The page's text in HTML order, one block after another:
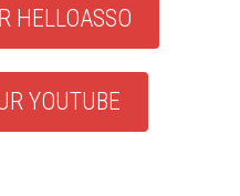
HELLOASSO
YOUTUBE